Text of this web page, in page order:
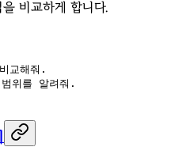
비교하게 합니다.
교해줘.
위를 알려줘.